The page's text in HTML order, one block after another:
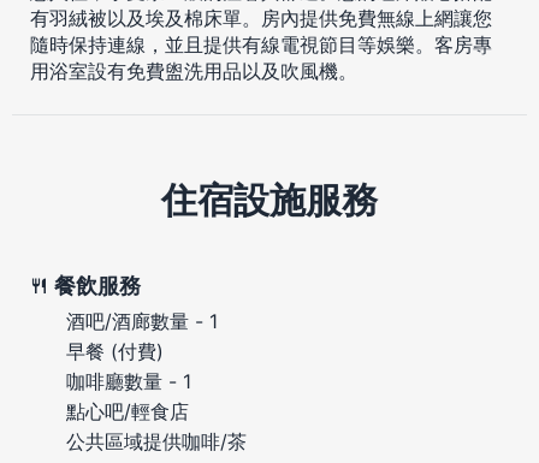
有羽絨被以及埃及棉床單。房內提供免費無線上網讓您
隨時保持連線，並且提供有線電視節目等娛樂。客房專
用浴室設有免費盥洗用品以及吹風機。
住宿設施服務
餐飲服務
酒吧/酒廊數量 - 1
早餐 (付費)
咖啡廳數量 - 1
點心吧/輕食店
公共區域提供咖啡/茶